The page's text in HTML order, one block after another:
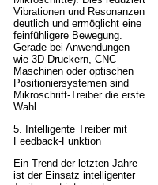
Vibrationen und Resonanzen
deutlich und ermöglicht eine
feinfühligere Bewegung.
Gerade bei Anwendungen
wie 3D-Druckern, CNC-
Maschinen oder optischen
Positioniersystemen sind
Mikroschritt-Treiber die erste
Wahl.
5. Intelligente Treiber mit
Feedback-Funktion
Ein Trend der letzten Jahre
ist der Einsatz intelligenter